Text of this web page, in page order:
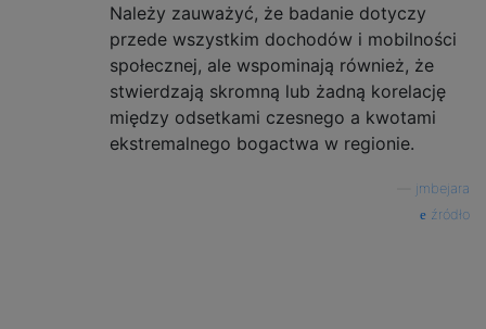
Należy zauważyć, że badanie dotyczy
przede wszystkim dochodów i mobilności
społecznej, ale wspominają również, że
stwierdzają skromną lub żadną korelację
między odsetkami czesnego a kwotami
ekstremalnego bogactwa w regionie.
jmbejara
źródło